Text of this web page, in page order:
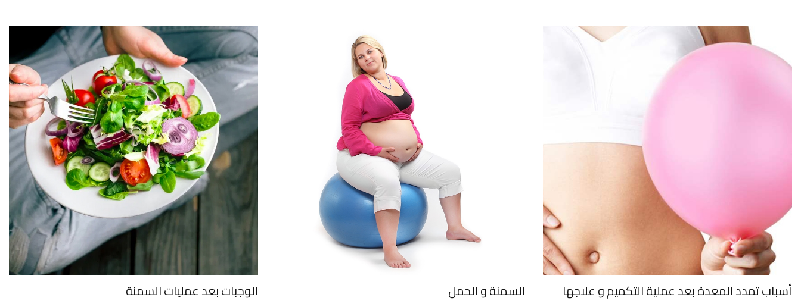
أسباب تمدد المعدة بعد عملية التكميم و علاجها السمنة و الحمل الوجبات بعد عمليات السمنة